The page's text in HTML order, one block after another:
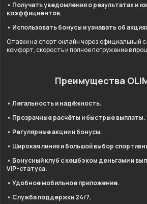
• Получать уведомления о результатах и
коэффициентов.
• Использовать бонусы и узнавать об
Ставки на спорт онлайн через официальный
комфорт, скорость и полное погружение в
Преимущества
• Легальность и надёжность.
• Прозрачные расчёты и быстрые выплаты.
• Регулярные акции и бонусы.
• Широкая линия и большой выбор
• Бонусный клуб с кешбэком деньгами и
VIP-статуса.
• Удобное мобильное приложение.
• Служба поддержки 24/7.